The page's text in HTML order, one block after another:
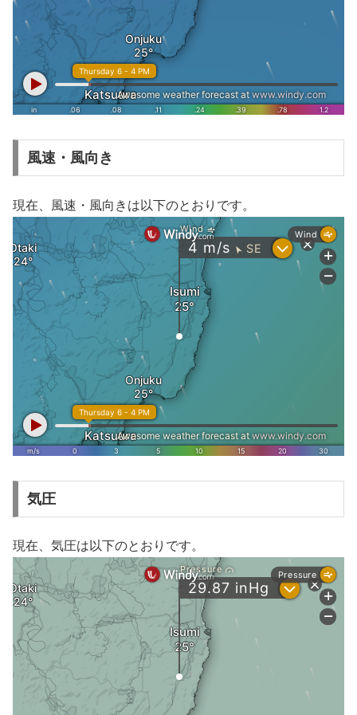
風速・風向き
現在、風速・風向きは以下のとおりです。
気圧
現在、気圧は以下のとおりです。